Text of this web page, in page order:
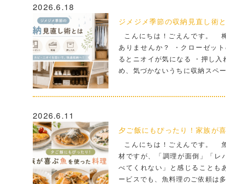
2026.6.18
ジメジメ季節の収納見直し術
こんにちは！ごえんです。
ありませんか？ ・クローゼッ
るとニオイが気になる ・押し
め、気づかないうちに収納スペ
2026.6.11
夕ご飯にもぴったり！家族が
こんにちは！ごえんです。
材ですが、「調理が面倒」「レ
べてくれない」と感じること
ービスでも、魚料理のご依頼は